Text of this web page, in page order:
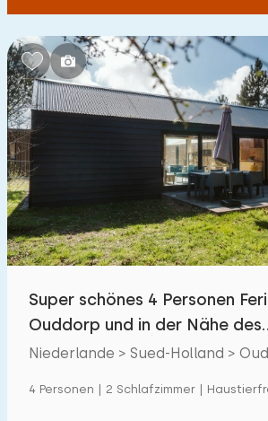
Super schönes 4 Personen
Ouddorp und in der Nähe des
Nordseestrandes
Niederlande > Sued-Holland >
4 Personen | 2 Schlafzimmer |